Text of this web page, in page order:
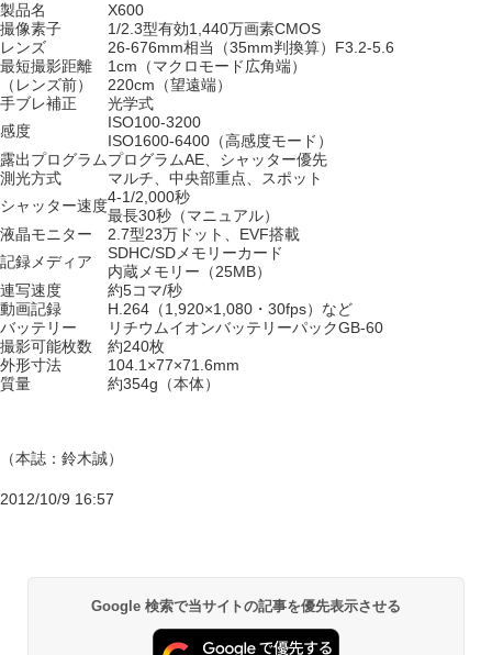
製品名
X600
撮像素子
1/2.3型有効1,440万画素CMOS
レンズ
26-676mm相当（35mm判換算）F3.2-5.6
最短撮影距離
（レンズ前）
1cm（マクロモード広角端）
220cm（望遠端）
手ブレ補正
光学式
感度
ISO100-3200
ISO1600-6400（高感度モード）
露出プログラムプログラムAE、シャッター優先
測光方式
マルチ、中央部重点、スポット
シャッター速度4-1/2,000秒
最長30秒（マニュアル）
液晶モニター
2.7型23万ドット、EVF搭載
記録メディア
SDHC/SDメモリーカード
内蔵メモリー（25MB）
連写速度
約5コマ/秒
動画記録
H.264（1,920×1,080・30fps）など
バッテリー
リチウムイオンバッテリーパックGB-60
撮影可能枚数
約240枚
外形寸法
104.1×77×71.6mm
質量
約354g（本体）
（本誌：鈴木誠）
2012/10/9 16:57
Google 検索で当サイトの記事を優先表示させる